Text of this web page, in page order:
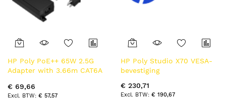
HP Poly PoE++ 65W 2.5G
Adapter with 3.66m CAT6A
Zwart
€ 69,66
€ 57,57
HP Poly Studio X70 VESA-
bevestiging
€ 230,71
€ 190,67